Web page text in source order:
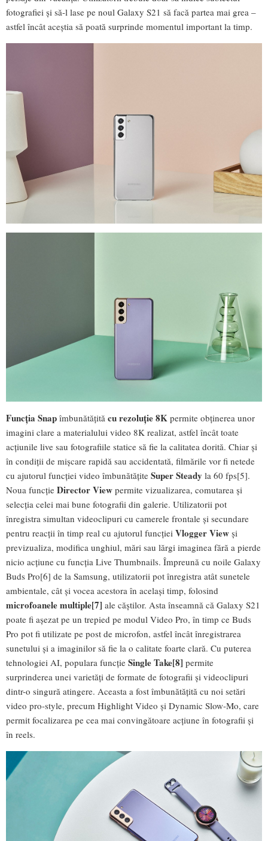
fotografiei și să-l lase pe noul Galaxy S21 să facă partea mai grea –
astfel încât aceștia să poată surprinde momentul important la timp.
Funcția Snap îmbunătățită cu rezoluție 8K permite obținerea unor
imagini clare a materialului video 8K realizat, astfel încât toate
acțiunile live sau fotografiile statice să fie la calitatea dorită. Chiar și
în condiții de mișcare rapidă sau accidentată, filmările vor fi netede
cu ajutorul funcției video îmbunătățite Super Steady la 60 fps[5].
Noua funcție Director View permite vizualizarea, comutarea și
selecția celei mai bune fotografii din galerie. Utilizatorii pot
înregistra simultan videoclipuri cu camerele frontale și secundare
pentru reacții în timp real cu ajutorul funcției Vlogger View și
previzualiza, modifica unghiul, mări sau lărgi imaginea fără a pierde
nicio acțiune cu funcția Live Thumbnails. Împreună cu noile Galaxy
Buds Pro[6] de la Samsung, utilizatorii pot înregistra atât sunetele
ambientale, cât și vocea acestora în același timp, folosind
microfoanele multiple[7] ale căștilor. Asta înseamnă că Galaxy S21
poate fi așezat pe un trepied pe modul Video Pro, în timp ce Buds
Pro pot fi utilizate pe post de microfon, astfel încât înregistrarea
sunetului și a imaginilor să fie la o calitate foarte clară. Cu puterea
tehnologiei AI, populara funcție Single Take[8] permite
surprinderea unei varietăți de formate de fotografii și videoclipuri
dintr-o singură atingere. Aceasta a fost îmbunătățită cu noi setări
video pro-style, precum Highlight Video și Dynamic Slow-Mo, care
permit focalizarea pe cea mai convingătoare acțiune în fotografii și
în reels.